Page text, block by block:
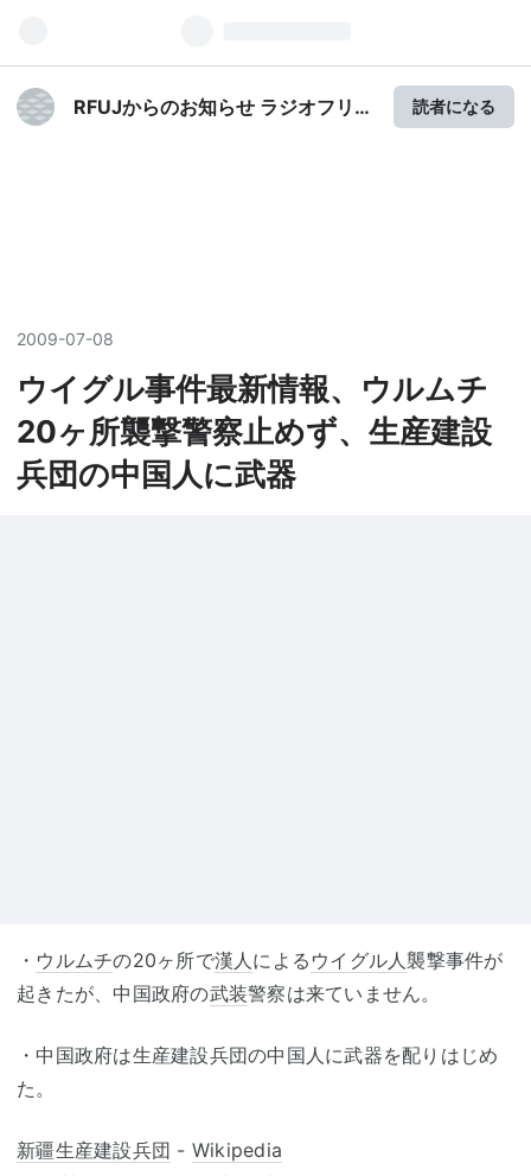
RFUJからのお知らせ ラジオフリー
読者になる
2009-07-08
ウイグル事件最新情報、ウルムチ
20ヶ所襲撃警察止めず、生産建設
兵団の中国人に武器
・ ウルムチの20ヶ所で漢人による ウイグル人襲撃事件が
起きたが、中国政府の武装警察は来ていません。
・中国政府は生産建設兵団の中国人に武器を配りはじめ
た。
新疆生産建設兵団 - Wikipedia